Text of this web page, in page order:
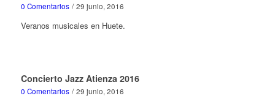
0 Comentarios / 29 junio, 2016
Veranos musicales en Huete.
Concierto Jazz Atienza 2016
0 Comentarios / 29 junio, 2016